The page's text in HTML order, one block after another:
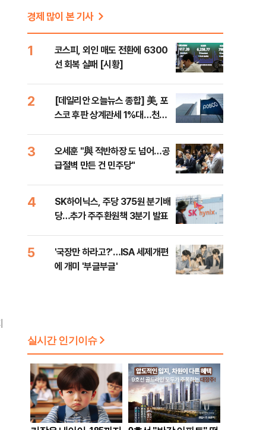
경제 많이 본 기사
1
코스피, 외인 매도 전환에 6300
선 회복 실패 [시황]
2
[데일리안 오늘뉴스 종합] 美, 포
스코 후판 상계관세 1%대…천하
3
오세훈 "與 적반하장 도 넘어…공
급절벽 만든 건 민주당"
4
SK하이닉스, 주당 375원 분기배
당…추가 주주환원책 3분기 발표
5
'국장만 하라고?'…ISA 세제개편
에 개미 '부글부글'